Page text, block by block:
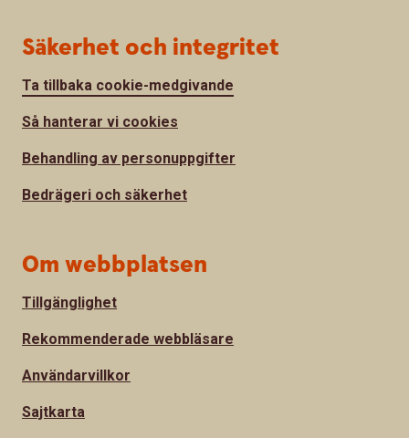
Säkerhet och integritet
Ta tillbaka cookie-medgivande
Så hanterar vi cookies
Behandling av personuppgifter
Bedrägeri och säkerhet
Om webbplatsen
Tillgänglighet
Rekommenderade webbläsare
Användarvillkor
Sajtkarta